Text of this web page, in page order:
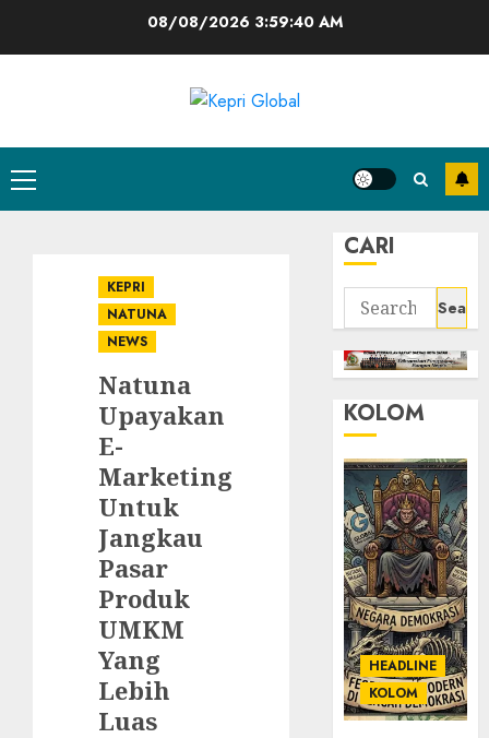
08/08/2026 3:59:41 AM
Primary
Menu
KEPRI
NATUNA
NEWS
Natuna
Upayakan
E-
Marketing
Untuk
Jangkau
Pasar
Produk
UMKM
Yang
Lebih
Luas
CARI
Search
for:
KOLOM
HEADLINE
KOLOM